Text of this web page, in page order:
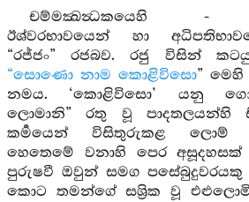
චම්මක්‍ඛන්‍ධකයෙහි
ඊශ්වරභාවයෙන් හා
“රජ්ජං” රජබව. රජු විසින්
“සොණො නාම කොළිවිසො”
නමය. ‘කොළිවිසො’ යනු
ලොමානි” රතු වූ පාදතලයන්හි
කර්‍මයෙන් විසිතුරුකළ ලොම්
හෙතෙමේ වනාහි පෙර
පුරුෂවී ඔවුන් සමග
කොට තමන්ගේ සශ්‍රික වූ